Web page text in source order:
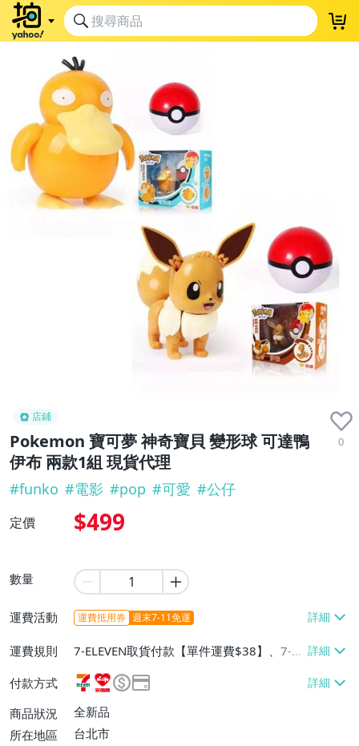
店鋪
Pokemon 寶可夢 神奇寶貝 變形球 可達鴨
伊布 兩款1組 現貨代理
0
#funko #電影 #pop #可愛 #公仔
定價 $499
數量
運費活動 運費抵用券 週末7-11免運
運費規則
7-ELEVEN取貨付款【單件運費$38】、7-EL
EVEN取貨不付款【單件運費$38】、萊爾富
取貨付款【單件運費$60】、宅配/貨運【單
件運費$100、滿999件或消費滿$9999免運
費】、面交/自取/不寄送【免運費】
付款方式
商品狀況
全新品
所在地區
台北市